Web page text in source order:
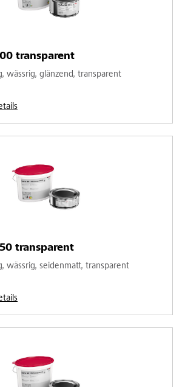
transparent
wässrig, glänzend, transparent
transparent
wässrig, seidenmatt, transparent